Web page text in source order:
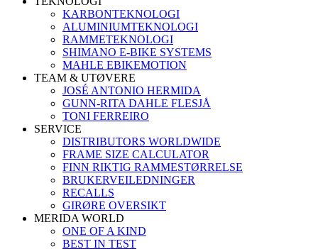
KARBONTEKNOLOGI
ALUMINIUMTEKNOLOGI
RAMMETEKNOLOGI
SHIMANO E-BIKE SYSTEMS
MAHLE EBIKEMOTION
TEAM & UTØVERE
JOSÉ ANTONIO HERMIDA
GUNN-RITA DAHLE FLESJÅ
TONI FERREIRO
SERVICE
DISTRIBUTORS WORLDWIDE
FRAME SIZE CALCULATOR
FINN RIKTIG RAMMESTØRRELSE
BRUKERVEILEDNINGER
RECALLS
GIRØRE OVERSIKT
MERIDA WORLD
ONE OF A KIND
BEST IN TEST